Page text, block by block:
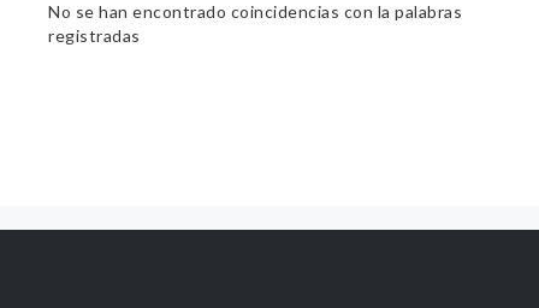
No se han encontrado coincidencias con la palabras
registradas